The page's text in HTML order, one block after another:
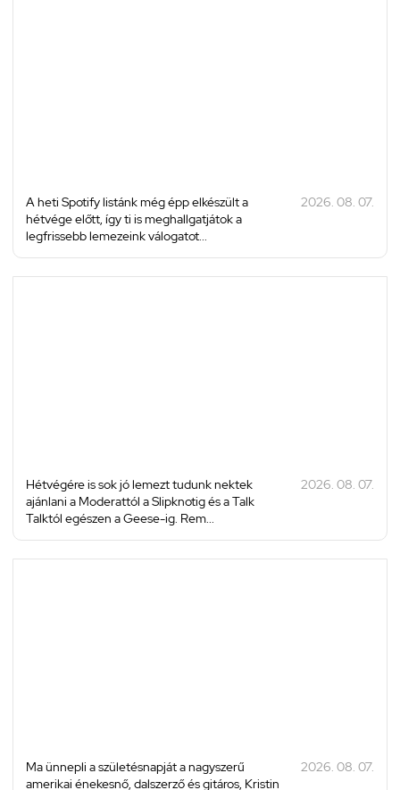
A heti Spotify listánk még épp elkészült a
hétvége előtt, így ti is meghallgatjátok a
legfrissebb lemezeink válogatot...
2026. 08. 07.
Hétvégére is sok jó lemezt tudunk nektek
ajánlani a Moderattól a Slipknotig és a Talk
Talktól egészen a Geese-ig. Rem...
2026. 08. 07.
Ma ünnepli a születésnapját a nagyszerű
amerikai énekesnő, dalszerző és gitáros, Kristin
2026. 08. 07.